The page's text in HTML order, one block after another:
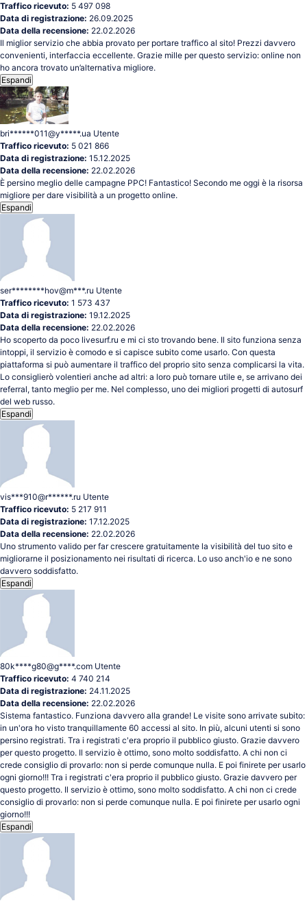
Traffico ricevuto: 5 497 098
Data di registrazione: 26.09.2025
Data della recensione: 22.02.2026
Il miglior servizio che abbia provato per portare traffico al sito! Prezzi davvero
convenienti, interfaccia eccellente. Grazie mille per questo servizio: online non
ho ancora trovato un’alternativa migliore.
Espandi
bri******011@y*****.ua Utente
Traffico ricevuto: 5 021 866
Data di registrazione: 15.12.2025
Data della recensione: 22.02.2026
È persino meglio delle campagne PPC! Fantastico! Secondo me oggi è la risorsa
migliore per dare visibilità a un progetto online.
Espandi
ser********hov@m***.ru Utente
Traffico ricevuto: 1 573 437
Data di registrazione: 19.12.2025
Data della recensione: 22.02.2026
Ho scoperto da poco livesurf.ru e mi ci sto trovando bene. Il sito funziona senza
intoppi, il servizio è comodo e si capisce subito come usarlo. Con questa
piattaforma si può aumentare il traffico del proprio sito senza complicarsi la vita.
Lo consiglierò volentieri anche ad altri: a loro può tornare utile e, se arrivano dei
referral, tanto meglio per me. Nel complesso, uno dei migliori progetti di autosurf
del web russo.
Espandi
vis***910@r******.ru Utente
Traffico ricevuto: 5 217 911
Data di registrazione: 17.12.2025
Data della recensione: 22.02.2026
Uno strumento valido per far crescere gratuitamente la visibilità del tuo sito e
migliorarne il posizionamento nei risultati di ricerca. Lo uso anch'io e ne sono
davvero soddisfatto.
Espandi
80k****g80@g****.com Utente
Traffico ricevuto: 4 740 214
Data di registrazione: 24.11.2025
Data della recensione: 22.02.2026
Sistema fantastico. Funziona davvero alla grande! Le visite sono arrivate subito:
in un'ora ho visto tranquillamente 60 accessi al sito. In più, alcuni utenti si sono
persino registrati. Tra i registrati c'era proprio il pubblico giusto. Grazie davvero
per questo progetto. Il servizio è ottimo, sono molto soddisfatto. A chi non ci
crede consiglio di provarlo: non si perde comunque nulla. E poi finirete per usarlo
ogni giorno!!! Tra i registrati c'era proprio il pubblico giusto. Grazie davvero per
questo progetto. Il servizio è ottimo, sono molto soddisfatto. A chi non ci crede
consiglio di provarlo: non si perde comunque nulla. E poi finirete per usarlo ogni
giorno!!!
Espandi